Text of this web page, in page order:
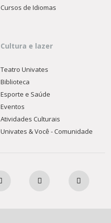
Cursos de Idiomas
Cultura e lazer
Teatro Univates
Biblioteca
Esporte e Saúde
Eventos
Atividades Culturais
Univates & Você - Comunidade